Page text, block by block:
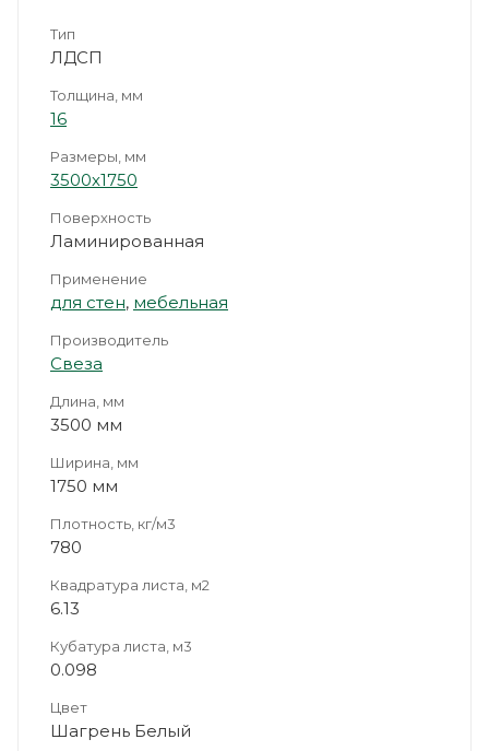
Тип
ЛДСП
Толщина, мм
16
Размеры, мм
3500х1750
Поверхность
Ламинированная
Применение
для стен, мебельная
Производитель
Свеза
Длина, мм
3500 мм
Ширина, мм
1750 мм
Плотность, кг/м3
780
Квадратура листа, м2
6.13
Кубатура листа, м3
0.098
Цвет
Шагрень Белый